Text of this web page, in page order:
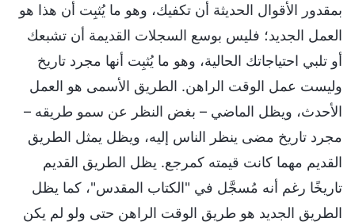
بمقدور الأقوال الحديثة أن تكفيك، وهو ما يُثبِت أن هذا هو
العمل الجديد؛ فليس بوسع السجلات القديمة أن تشبعك
أو تلبي احتياجاتك الحالية، وهو ما يُثبِت أنها مجرد تاريخ
وليست عمل الوقت الراهن. الطريق الأسمى هو العمل
الأحدث، ويظل الماضي – بغض النظر عن سمو طريقه –
مجرد تاريخ مضى ينظر الناس إليه، ويظل يمثل الطريق
القديم مهما كانت قيمته كمرجع. يظل الطريق القديم
تاريخًا رغم أنه مُسجَّل في "الكتاب المقدس"، كما يظل
الطريق الجديد هو طريق الوقت الراهن حتى ولو لم يكن